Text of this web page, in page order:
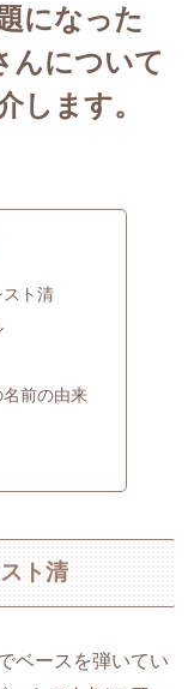
になった
んについて
します。
スト清
名前の由来
ト清
ベースを弾いてい